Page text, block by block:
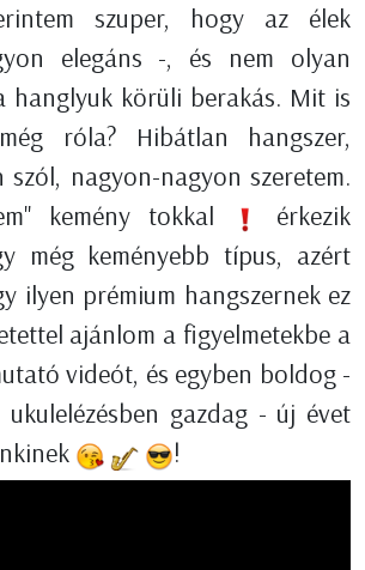
szuper, hogy az élek
elegáns -, és nem olyan
hanglyuk körüli berakás. Mit is
róla? Hibátlan hangszer,
szól, nagyon-nagyon szeretem.
kemény tokkal
érkezik
még keményebb típus, azért
ilyen prémium hangszernek ez
ajánlom a figyelmetekbe a
videót, és egyben boldog -
ukulelézésben gazdag - új évet
!